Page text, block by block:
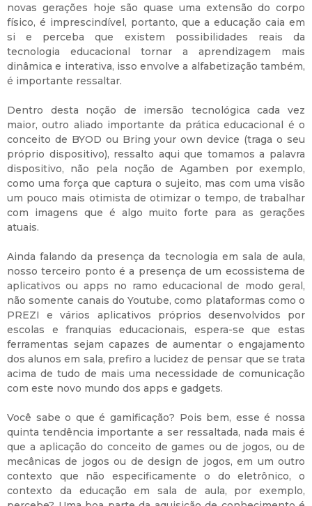
novas gerações hoje são quase uma extensão do corpo
físico, é imprescindível, portanto, que a educação caia em
si e perceba que existem possibilidades reais da
tecnologia educacional tornar a aprendizagem mais
dinâmica e interativa, isso envolve a alfabetização também,
é importante ressaltar.
Dentro desta noção de imersão tecnológica cada vez
maior, outro aliado importante da prática educacional é o
conceito de BYOD ou Bring your own device (traga o seu
próprio dispositivo), ressalto aqui que tomamos a palavra
dispositivo, não pela noção de Agamben por exemplo,
como uma força que captura o sujeito, mas com uma visão
um pouco mais otimista de otimizar o tempo, de trabalhar
com imagens que é algo muito forte para as gerações
atuais.
Ainda falando da presença da tecnologia em sala de aula,
nosso terceiro ponto é a presença de um ecossistema de
aplicativos ou apps no ramo educacional de modo geral,
não somente canais do Youtube, como plataformas como o
PREZI e vários aplicativos próprios desenvolvidos por
escolas e franquias educacionais, espera-se que estas
ferramentas sejam capazes de aumentar o engajamento
dos alunos em sala, prefiro a lucidez de pensar que se trata
acima de tudo de mais uma necessidade de comunicação
com este novo mundo dos apps e gadgets.
Você sabe o que é gamificação? Pois bem, esse é nossa
quinta tendência importante a ser ressaltada, nada mais é
que a aplicação do conceito de games ou de jogos, ou de
mecânicas de jogos ou de design de jogos, em um outro
contexto que não especificamente o do eletrônico, o
contexto da educação em sala de aula, por exemplo,